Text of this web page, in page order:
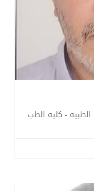
الطبية - كلية الطب